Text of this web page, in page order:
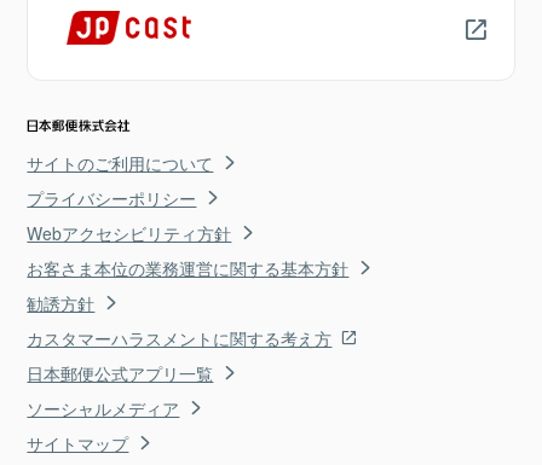
サイトのご利用について
プライバシーポリシー
Webアクセシビリティ方針
お客さま本位の業務運営に関する基本方針
勧誘方針
カスタマーハラスメントに関する考え方
日本郵便公式アプリ一覧
ソーシャルメディア
サイトマップ